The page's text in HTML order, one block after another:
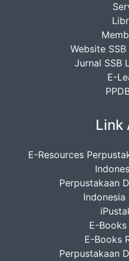
Website
Jurnal SSB
E-
Link
E-Resources
Perpustakaan
Indonesia
E-
E-Books
Perpustakaan